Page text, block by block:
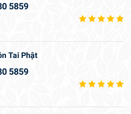
5859
Tai Phật
5859